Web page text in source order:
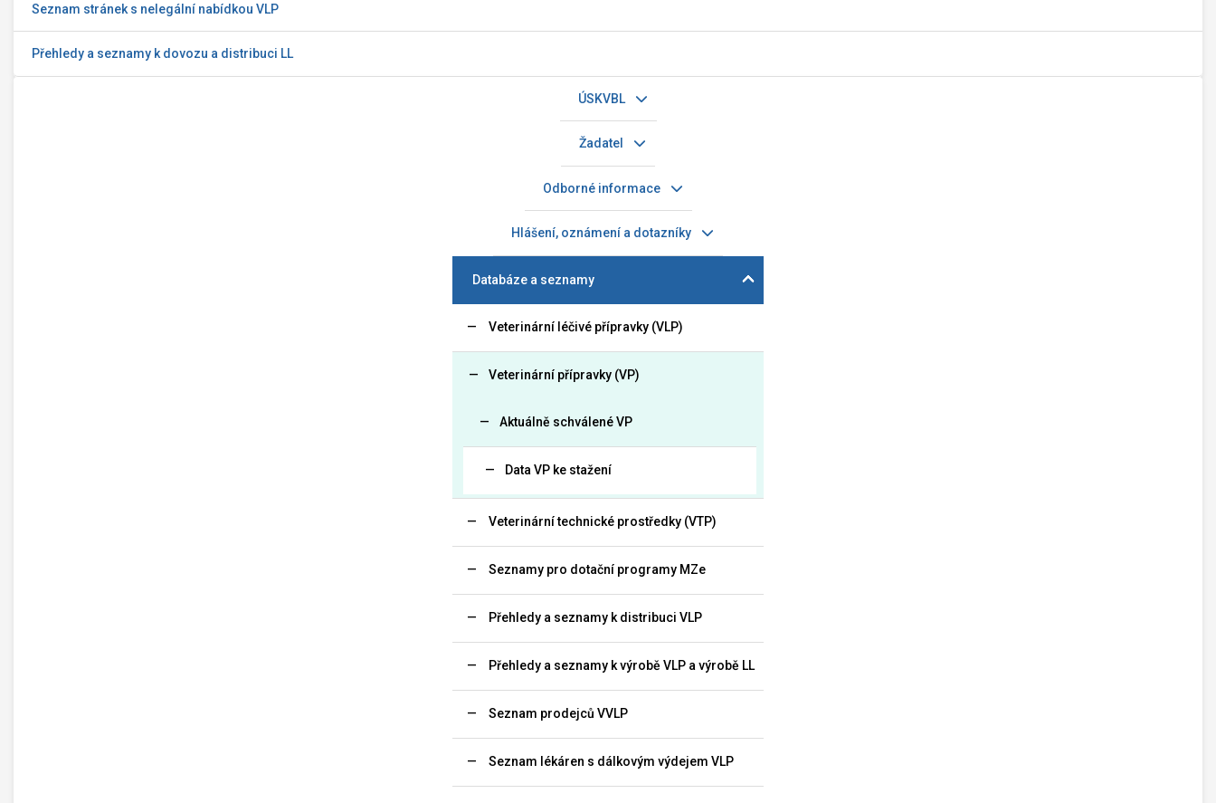
Seznam stránek s nelegální nabídkou VLP
Přehledy a seznamy k dovozu a distribuci LL
ÚSKVBL
Žadatel
Odborné informace
Hlášení, oznámení a dotazníky
Databáze a seznamy
Veterinární léčivé přípravky (VLP)
Veterinární přípravky (VP)
Aktuálně schválené VP
Data VP ke stažení
Veterinární technické prostředky (VTP)
Seznamy pro dotační programy MZe
Přehledy a seznamy k distribuci VLP
Přehledy a seznamy k výrobě VLP a výrobě LL
Seznam prodejců VVLP
Seznam lékáren s dálkovým výdejem VLP